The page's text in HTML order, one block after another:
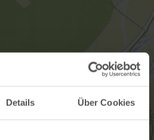
Details Über Cookies